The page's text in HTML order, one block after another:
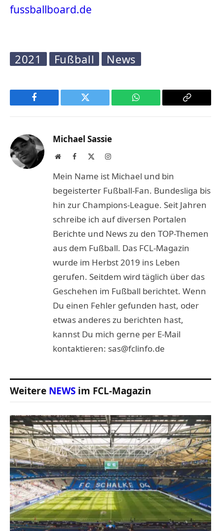
fussballboard.de
2021 Fußball News
Facebook Twitter WhatsApp
Copy
Michael Sassie
WebsiteFacebook Instagram
Mein Name ist Michael und bin
begeisterter Fußball-Fan. Bundesliga bis
hin zur Champions-League. Seit Jahren
schreibe ich auf diversen Portalen
Berichte und News zu den TOP-Themen
aus dem Fußball. Das FCL-Magazin
wurde im Herbst 2019 ins Leben
gerufen. Seitdem wird täglich über das
Geschehen im Fußball berichtet. Wenn
Du einen Fehler gefunden hast, oder
etwas anderes zu berichten hast,
kannst Du mich gerne per E-Mail
kontaktieren: sas@fclinfo.de
Weitere NEWS im FCL-Magazin